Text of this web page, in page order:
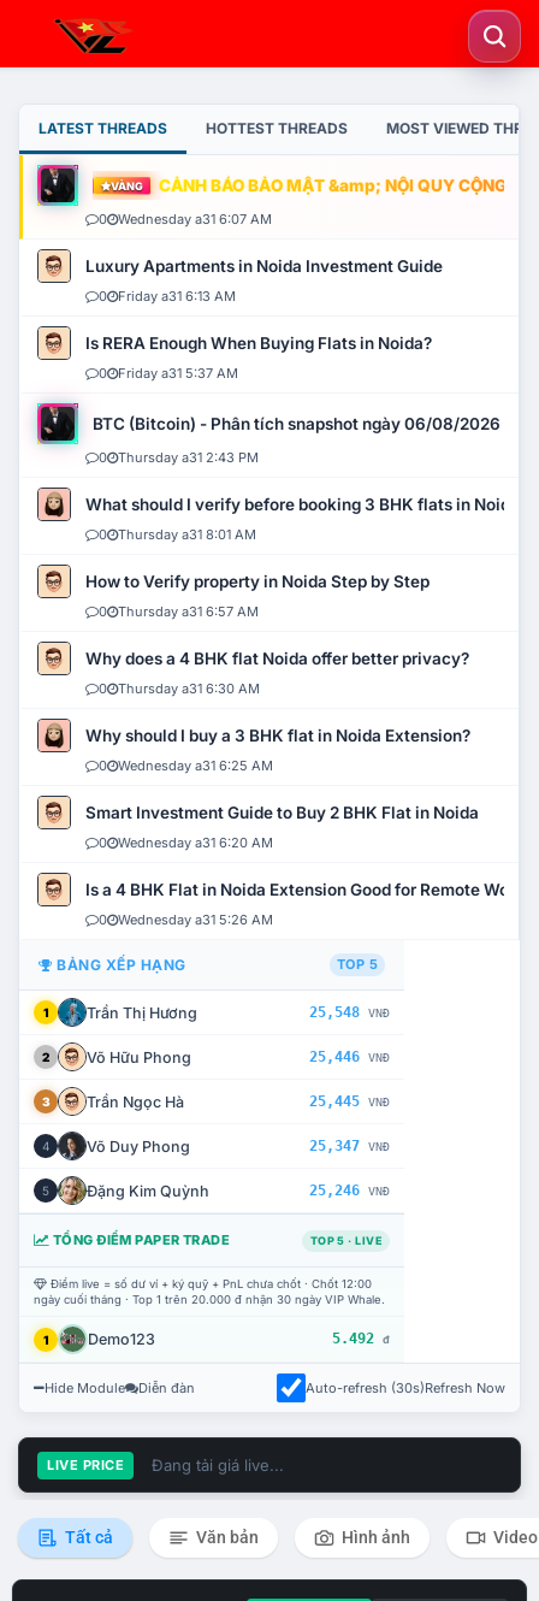
LATEST THREADS HOTTEST THREADS MOST VIEWED
VÀNG CẢNH BÁO BẢO MẬT &amp; NỘI QUY CỘNG
0 Wednesday a31 6:07 AM
Luxury Apartments in Noida Investment Guide
0 Friday a31 6:13 AM
Is RERA Enough When Buying Flats in Noida?
0 Friday a31 5:37 AM
BTC (Bitcoin) - Phân tích snapshot ngày 06/08/2026
0 Thursday a31 2:43 PM
What should I verify before booking 3 BHK flats in Noida?
0 Thursday a31 8:01 AM
How to Verify property in Noida Step by Step
0 Thursday a31 6:57 AM
Why does a 4 BHK flat Noida offer better privacy?
0 Thursday a31 6:30 AM
Why should I buy a 3 BHK flat in Noida Extension?
0 Wednesday a31 6:25 AM
Smart Investment Guide to Buy 2 BHK Flat in Noida
0 Wednesday a31 6:20 AM
Is a 4 BHK Flat in Noida Extension Good for Remote Work?
0 Wednesday a31 5:26 AM
BẢNG XẾP HẠNG TOP 5
1 Trần Thị Hương 25,548 VNĐ
2 Võ Hữu Phong 25,446 VNĐ
3 Trần Ngọc Hà 25,445 VNĐ
4 Võ Duy Phong 25,347 VNĐ
5 Đặng Kim Quỳnh 25,246 VNĐ
TỔNG ĐIỂM PAPER TRADE TOP 5 · LIVE
Điểm live = số dư ví + ký quỹ + PnL chưa chốt · Chốt 12:00
ngày cuối tháng · Top 1 trên 20.000 đ nhận 30 ngày VIP Whale.
1 Demo123 5.492 đ
Hide Module Diễn đàn Auto-refresh (30s)Refresh Now
LIVE PRICE Đang tải giá live...
Tất cả Văn bản Hình ảnh Video